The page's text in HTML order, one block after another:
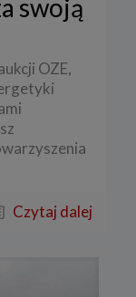
swoją
OZE,
Czytaj dalej